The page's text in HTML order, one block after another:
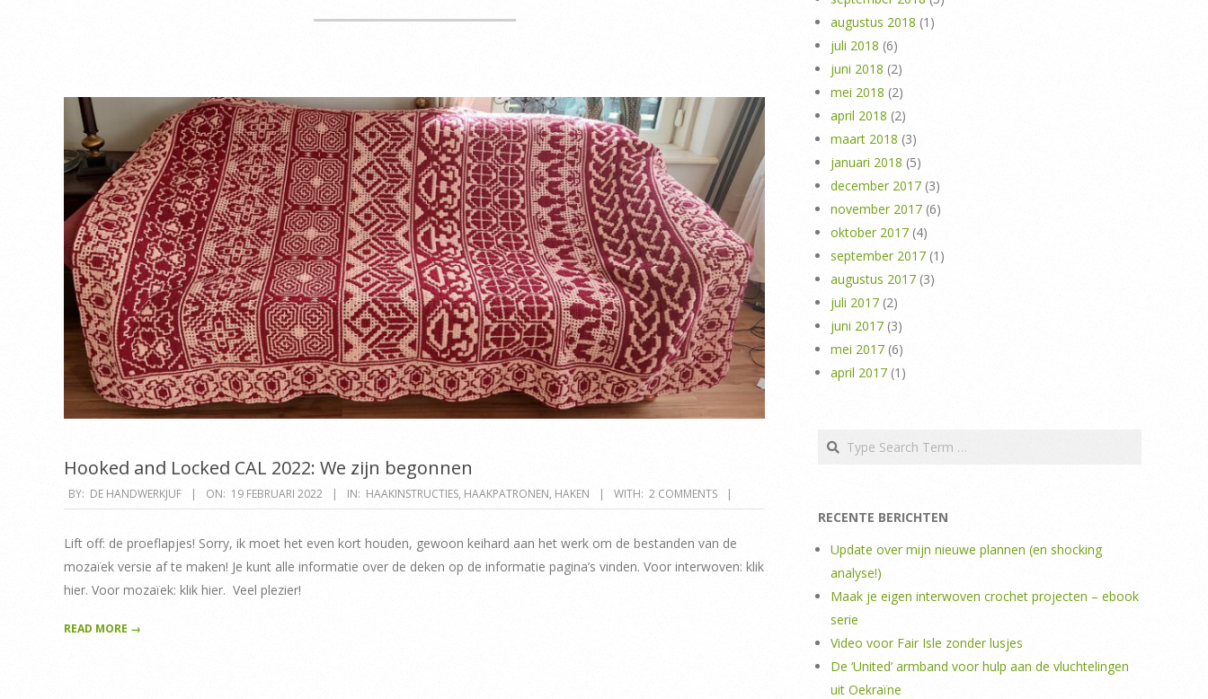
Hooked and Locked CAL 2022: We zijn begonnen
2022-
02-
19
BY: DE HANDWERKJUF ON: 19 FEBRUARI 2022 IN: HAAKINSTRUCTIES, HAAKPATRONEN, HAKEN WITH: 2 COMMENTS
Lift off: de proeflapjes! Sorry, ik moet het even kort houden, gewoon keihard aan het werk om de bestanden van de
mozaïek versie af te maken! Je kunt alle informatie over de deken op de informatie pagina’s vinden. Voor interwoven: klik
hier. Voor mozaïek: klik hier. Veel plezier!
READ MORE →
augustus 2018 (1)
juli 2018 (6)
juni 2018 (2)
mei 2018 (2)
april 2018 (2)
maart 2018 (3)
januari 2018 (5)
december 2017 (3)
november 2017 (6)
oktober 2017 (4)
september 2017 (1)
augustus 2017 (3)
juli 2017 (2)
juni 2017 (3)
mei 2017 (6)
april 2017 (1)
Search
RECENTE BERICHTEN
Update over mijn nieuwe plannen (en shocking
analyse!)
Maak je eigen interwoven crochet projecten – ebook
serie
Video voor Fair Isle zonder lusjes
De ‘United’ armband voor hulp aan de vluchtelingen
uit Oekraïne